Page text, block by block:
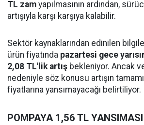
TL zam yapılmasının ardından,
artışıyla karşı karşıya kalabilir.
Sektör kaynaklarından edinilen
ürün fiyatında pazartesi gece
2,08 TL'lik artış bekleniyor. Ancak
nedeniyle söz konusu artışın
fiyatlarına yansımayacağı belirtiliyor.
POMPAYA 1,56 TL